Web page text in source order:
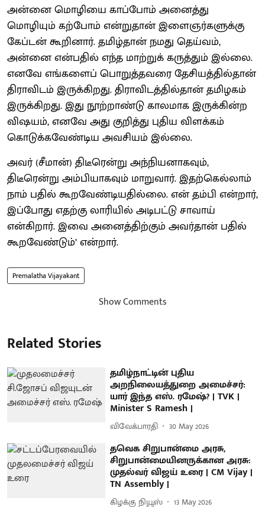
அன்னை மொழியை காப்போம் அனைத்து
மொழியும் கற்போம் என்றுதான் இளைஞர்களுக்கு
கேப்டன் கூறினார். தமிழ்தான் நமது தெய்வம்,
அன்னை என்பதில் எந்த மாற்றுக் கருத்தும் இல்லை.
எனவே எங்களைப் பொறுத்தவரை தேசியத்தில்தான்
திராவிடம் இருக்கிறது. திராவிடத்தில்தான் தமிழகம்
இருக்கிறது. இது நூற்றாண்டு காலமாக இருக்கின்ற
விஷயம், எனவே அது குறித்து புதிய விளக்கம்
கொடுக்கவேண்டிய அவசியம் இல்லை.
அவர் (சீமான்) திடீரென்று அந்நியனாகவும்,
திடீரென்று அம்பியாகவும் மாறுவார். இதற்கெல்லாம்
நாம் பதில் கூறவேண்டியதில்லை. என் தம்பி என்றார்,
இப்போது எதற்கு லாரியில் அடிபட்டு சாவாய்
என்கிறார். இவை அனைத்திற்கும் அவர்தான் பதில்
கூறவேண்டும்’ என்றார்.
Premalatha Vijayakant
Show Comments
Related Stories
தமிழ்நாட்டின் புதிய
அறநிலையத்துறை அமைச்சர்:
யார் இந்த எஸ். ரமேஷ்? | TVK |
Minister S Ramesh |
விவேக்பாரதி 30 May 2026
தவெக சிறுபான்மை அரசு,
சிறுபான்மையினருக்கான அரசு:
முதல்வர் விஜய் உரை | CM Vijay |
TN Assembly |
கிழக்கு நியூஸ் 13 May 2026